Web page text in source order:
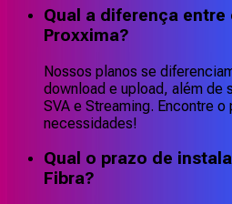
Qual a diferença entre
Proxxima?
Nossos planos se
download e upload, além de
SVA e Streaming. Encontre o
necessidades!
Qual o prazo de
Fibra?